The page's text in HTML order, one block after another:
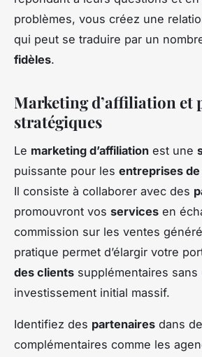
problèmes, vous créez une
qui peut se traduire par un
fidèles.
Marketing d’affiliation et
stratégiques
Le marketing d’affiliation est une
puissante pour les entreprises
Il consiste à collaborer avec des
promouvront vos services en
commission sur les ventes
pratique permet d’élargir votre
des clients supplémentaires sans
investissement initial massif.
Identifiez des partenaires dans
complémentaires comme les